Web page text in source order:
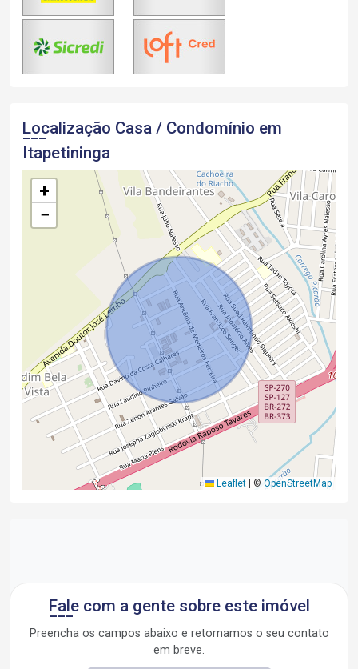
Localização Casa / Condomínio em
Itapetininga
+
−
Leaflet © OpenStreetMap
Fale com a gente sobre este imóvel
Preencha os campos abaixo e retornamos o seu contato
em breve.